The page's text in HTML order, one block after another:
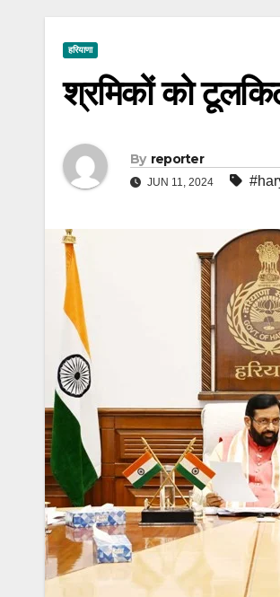
हरियाणा
श्रमिकों को
By reporter
JUN 11, 2024